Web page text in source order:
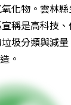
化物。雲林
稱是高科技、
圾分類與減
。